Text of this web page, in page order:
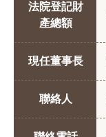
法院登記財
產總額
現任董事長
聯絡人